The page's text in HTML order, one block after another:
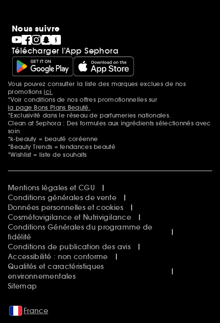
Nous suivre
Télécharger l’App Sephora
Mentions additionnelles
Vous pouvez consulter la liste des marques exclues de nos
promotionsici.
*Voir conditions de nos offres promotionnelles sur
la page Bons Plans Beauté.
*Exclusivité dans le réseau de parfumeries nationales.
Clean at Sephora : Des formules aux ingrédients sélectionnés avec
soin
*k-beauty = beauté coréenne
*Beauty Trends = tendances beauté
*Wishlist = liste de souhaits
Mentions légales et CGU
Conditions générales de vente
Données personnelles et cookies
Cosmétovigilance et Nutrivigilance
Conditions Générales du programme de
fidélité
Conditions de publication des avis
Accessibilité : non conforme
Qualités et caractéristiques
environnementales
Sitemap
France